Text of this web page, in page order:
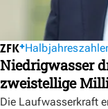
Niedrigwasser
zweistellige
Die Laufwasserkraft